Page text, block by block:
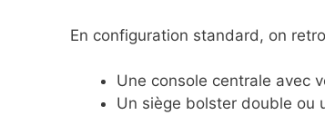
En configuration standard, on
Une console centrale avec
Un siège bolster double ou